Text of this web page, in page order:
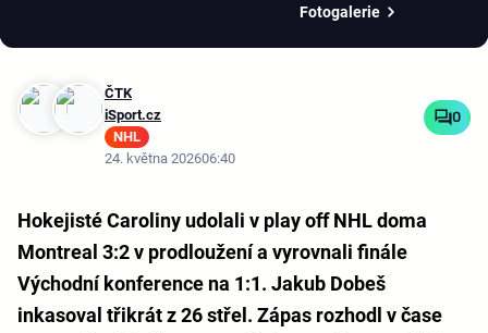
Fotogalerie
ČTK
iSport.cz
NHL
24. května 202606:40
0
Hokejisté Caroliny udolali v play off NHL doma
Montreal 3:2 v prodloužení a vyrovnali finále
Východní konference na 1:1. Jakub Dobeš
inkasoval třikrát z 26 střel. Zápas rozhodl v čase